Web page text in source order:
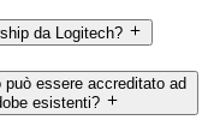
da Logitech?
può essere accreditato ad
esistenti?